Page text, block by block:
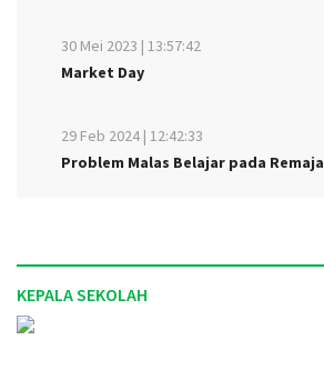
30 Mei 2023 | 13:57:42
Market Day
29 Feb 2024 | 12:42:33
Problem Malas Belajar pada Remaja
KEPALA SEKOLAH